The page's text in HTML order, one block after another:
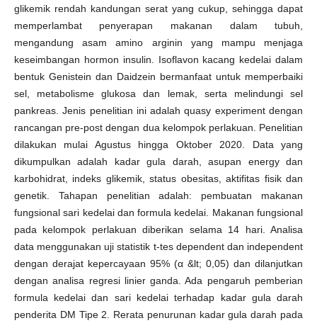
glikemik rendah kandungan serat yang cukup, sehingga dapat
memperlambat penyerapan makanan dalam tubuh,
mengandung asam amino arginin yang mampu menjaga
keseimbangan hormon insulin. Isoflavon kacang kedelai dalam
bentuk Genistein dan Daidzein bermanfaat untuk memperbaiki
sel, metabolisme glukosa dan lemak, serta melindungi sel
pankreas. Jenis penelitian ini adalah quasy experiment dengan
rancangan pre-post dengan dua kelompok perlakuan. Penelitian
dilakukan mulai Agustus hingga Oktober 2020. Data yang
dikumpulkan adalah kadar gula darah, asupan energy dan
karbohidrat, indeks glikemik, status obesitas, aktifitas fisik dan
genetik. Tahapan penelitian adalah: pembuatan makanan
fungsional sari kedelai dan formula kedelai. Makanan fungsional
pada kelompok perlakuan diberikan selama 14 hari. Analisa
data menggunakan uji statistik t-tes dependent dan independent
dengan derajat kepercayaan 95% (α &lt; 0,05) dan dilanjutkan
dengan analisa regresi linier ganda. Ada pengaruh pemberian
formula kedelai dan sari kedelai terhadap kadar gula darah
penderita DM Tipe 2. Rerata penurunan kadar gula darah pada